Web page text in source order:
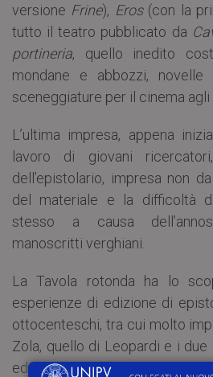
versione Frine), Eros(con la
tutto il teatro pubblicato da
portineria, quello inedito
mondane e abbozzi,
sceneggiature per il cinema agli
L’ultima impresa, appena
lavoro di giovani
dell’epistolario, impresa non
del materiale e la difficoltà
stesso a causa
manoscritti verghiani.
La Tavola rotonda ha lo
esperienze di edizione di
ottocenteschi, tra cui molto
Zola, quello di Leopardi e i
editi, insieme, discutere il